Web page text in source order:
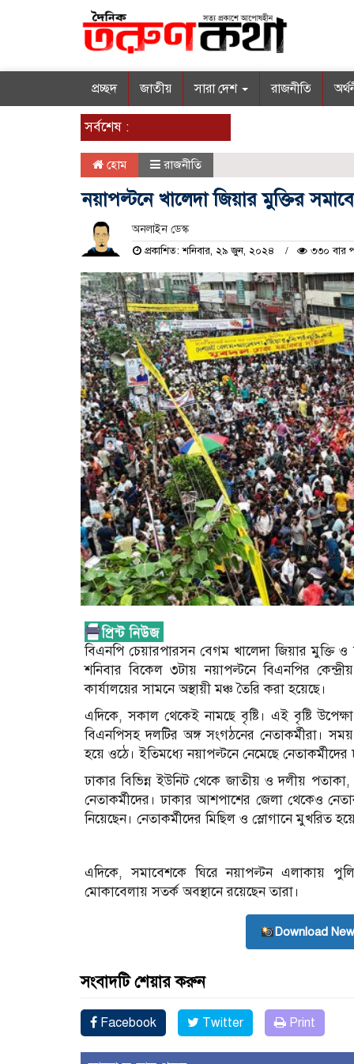
প্রচ্ছদ জাতীয় সারা দেশ রাজনীতি
সর্বশেষ :
হোম রাজনীতি
নয়াপল্টনে খালেদা জিয়ার মুক্তির
অনলাইন ডেস্ক
প্রকাশিত: শনিবার, ২৯ জুন, ২০২৪ ৩৩০ বার
বিএনপি চেয়ারপারসন বেগম খালেদা জিয়ার মুক্তি
শনিবার বিকেল ৩টায় নয়াপল্টনে বিএনপির
কার্যালয়ের সামনে অস্থায়ী মঞ্চ তৈরি করা হয়েছে।
এদিকে, সকাল থেকেই নামছে বৃষ্টি। এই বৃষ্টি
বিএনপিসহ দলটির অঙ্গ সংগঠনের নেতাকর্মীরা।
হয়ে ওঠে। ইতিমধ্যে নয়াপল্টনে নেমেছে নেতাকর্মীদের
ঢাকার বিভিন্ন ইউনিট থেকে জাতীয় ও দলীয় পতাকা,
নেতাকর্মীদের। ঢাকার আশপাশের জেলা থেকেও
নিয়েছেন। নেতাকর্মীদের মিছিল ও স্লোগানে মুখরিত
এদিকে, সমাবেশকে ঘিরে নয়াপল্টন এলাকায়
মোকাবেলায় সতর্ক অবস্থানে রয়েছেন তারা।
Download
সংবাদটি শেয়ার করুন
Facebook Twitter Print